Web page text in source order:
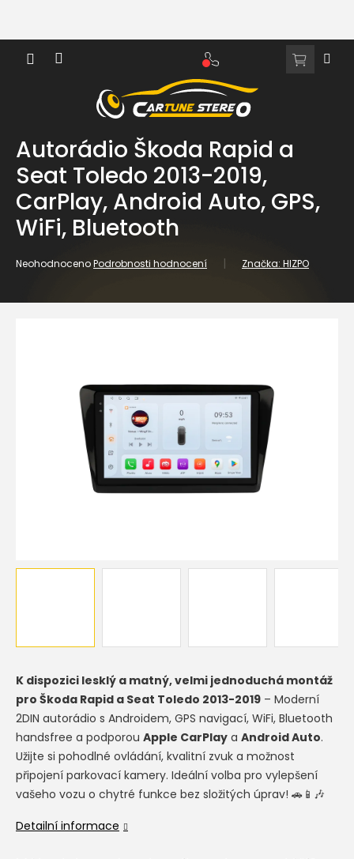
obsah
NÁKUPNÍ
Autorádio Škoda Rapid a
Seat Toledo 2013-2019,
CarPlay, Android Auto, GPS,
WiFi, Bluetooth
Průměrné
je
NeohodnocenoPodrobnosti hodnocení Značka: HIZPO
K dispozici lesklý a matný, velmi jednoduchá montáž
pro Škoda Rapid a Seat Toledo 2013-2019 – Moderní
2DIN autorádio s Androidem, GPS navigací, WiFi, Bluetooth
handsfree a podporou Apple CarPlay a Android Auto.
Užijte si pohodlné ovládání, kvalitní zvuk a možnost
připojení parkovací kamery. Ideální volba pro vylepšení
vašeho vozu o chytré funkce bez složitých úprav! 🚗📱🎶
Detailní informace